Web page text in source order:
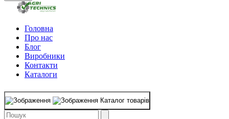
Головна
Про нас
Блог
Виробники
Контакти
Каталоги
Каталог товарів